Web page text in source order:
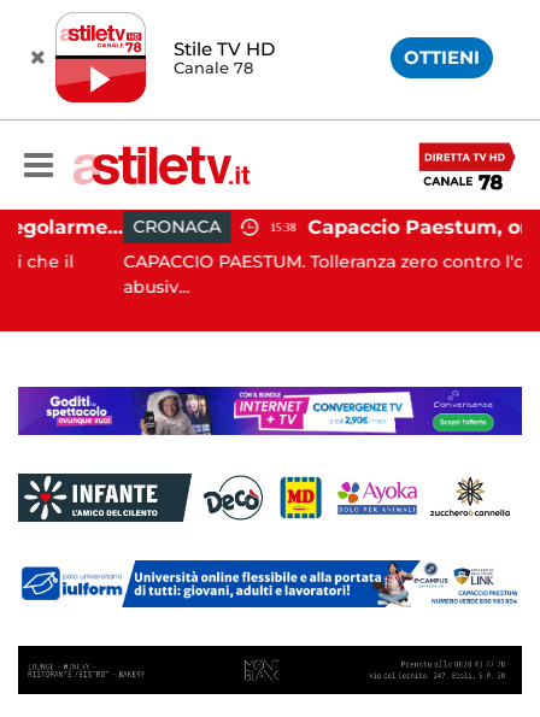
Stile TV HD
Canale 78 OTTIENI
Ospedale Battipaglia, regolarmente in funzione il Servizio Trasfusionale CRONACA 15:38
CAPACCIO PAESTUM. Tolleranza zero contro
abusiv...